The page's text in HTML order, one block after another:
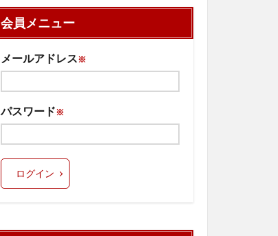
会員メニュー
メールアドレス※
パスワード※
ログイン